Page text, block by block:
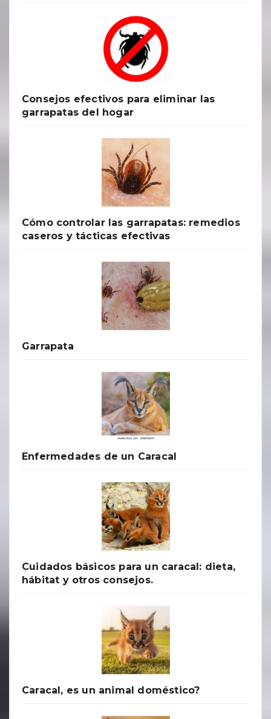
Consejos efectivos para eliminar las
garrapatas del hogar
Cómo controlar las garrapatas: remedios
caseros y tácticas efectivas
Garrapata
Enfermedades de un Caracal
Cuidados básicos para un caracal: dieta,
hábitat y otros consejos.
Caracal, es un animal doméstico?